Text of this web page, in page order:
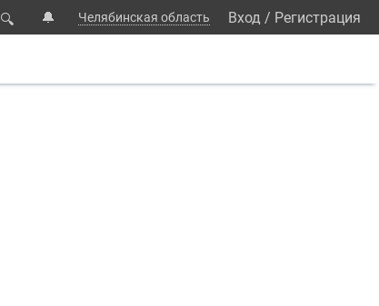
🔍 🔔 Челябинская область Вход / Регистрация